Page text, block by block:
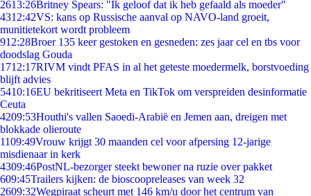
2613:26Britney Spears: "Ik geloof dat ik heb gefaald als moeder"
4312:42VS: kans op Russische aanval op NAVO-land groeit,
munitietekort wordt probleem
912:28Broer 135 keer gestoken en gesneden: zes jaar cel en tbs voor
doodslag Gouda
1712:17RIVM vindt PFAS in al het geteste moedermelk, borstvoeding
blijft advies
5410:16EU bekritiseert Meta en TikTok om verspreiden desinformatie
Ceuta
4209:53Houthi's vallen Saoedi-Arabië en Jemen aan, dreigen met
blokkade olieroute
1109:49Vrouw krijgt 30 maanden cel voor afpersing 12-jarige
misdienaar in kerk
4309:46PostNL-bezorger steekt bewoner na ruzie over pakket
609:45Trailers kijken: de bioscoopreleases van week 32
2609:32Wegpiraat scheurt met 146 km/u door het centrum van